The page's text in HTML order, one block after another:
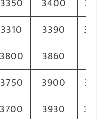
3350 3400
3310 3390
3800 3860
3750 3900
3700 3930